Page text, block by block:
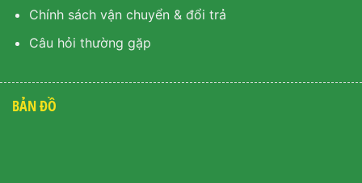
Chính sách vận chuyển & đổi trả
Câu hỏi thường gặp
BẢN ĐỒ